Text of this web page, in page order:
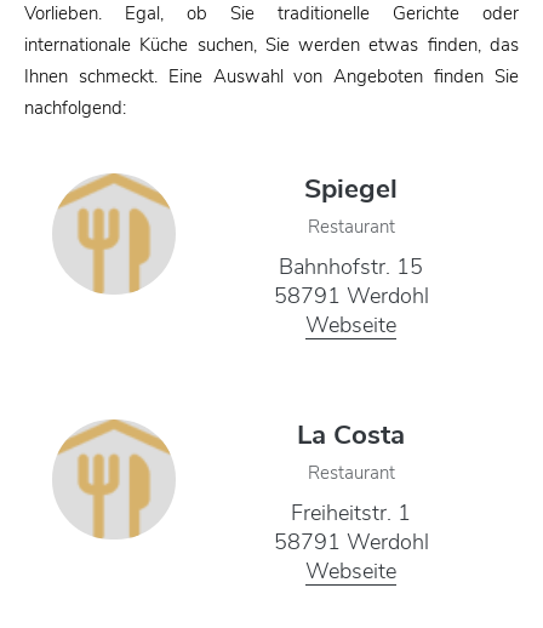
Vorlieben. Egal, ob Sie traditionelle Gerichte oder
internationale Küche suchen, Sie werden etwas finden, das
Ihnen schmeckt. Eine Auswahl von Angeboten finden Sie
nachfolgend:
Spiegel
Restaurant
Bahnhofstr. 15
58791 Werdohl
Webseite
La Costa
Restaurant
Freiheitstr. 1
58791 Werdohl
Webseite